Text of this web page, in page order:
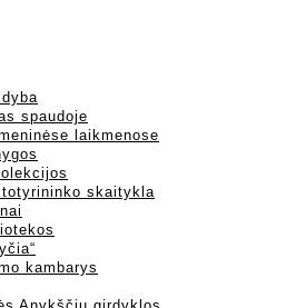
spaudoje
laikmenose
skaitykla
kambarys